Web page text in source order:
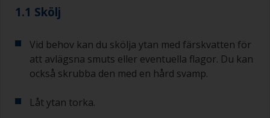
1.1 Skölj
Vid behov kan du skölja ytan med färskvatten för
att avlägsna smuts eller eventuella flagor. Du kan
också skrubba den med en hård svamp.
Låt ytan torka.